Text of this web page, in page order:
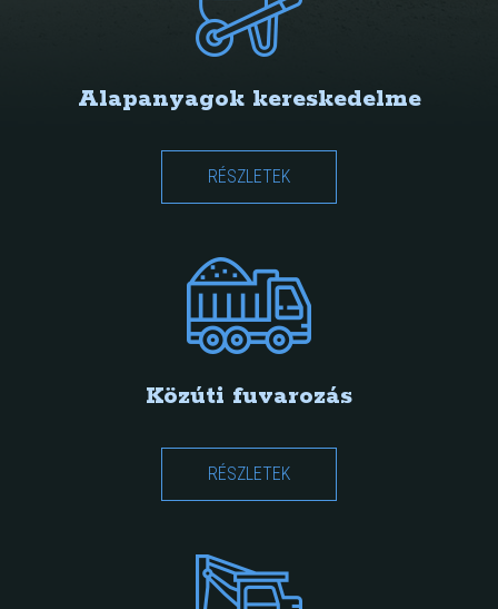
Alapanyagok kereskedelme
RÉSZLETEK
Közúti fuvarozás
RÉSZLETEK